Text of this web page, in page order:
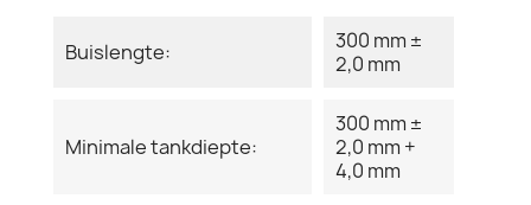
Buislengte:
300 mm ±
2,0 mm
Minimale tankdiepte:
300 mm ±
2,0 mm +
4,0 mm